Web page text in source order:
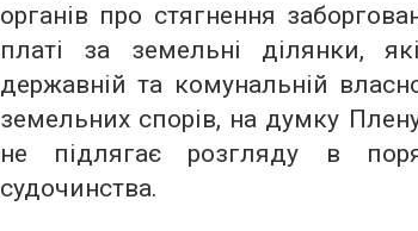
органів про стягнення
платі за земельні ділянки,
державній та комунальній
земельних спорів, на думку
не підлягає розгляду в
судочинства.